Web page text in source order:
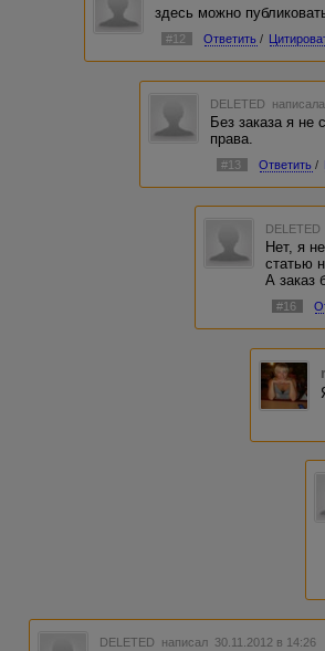
здесь можно
#12 Ответить /
DELETED
Без заказа я не
права.
#13 Ответить /
DELETED
Нет, я
статью
А заказ
#16
DELETED написал 30.11.2012 в 14:26